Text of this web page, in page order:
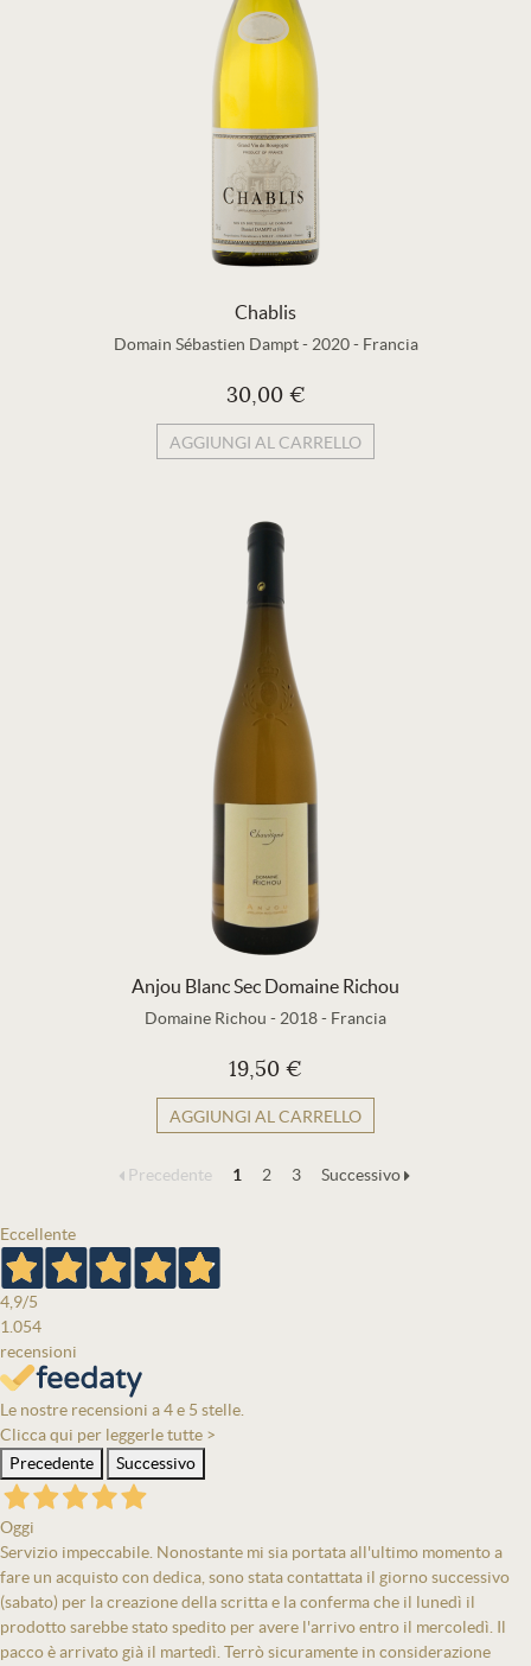
Chablis
Domain Sébastien Dampt - 2020- Francia
30,00 €
AGGIUNGI AL CARRELLO
Anjou Blanc Sec Domaine Richou
Domaine Richou - 2018- Francia
19,50 €
AGGIUNGI AL CARRELLO
Precedente 1 2 3 Successivo
Eccellente
4,9/5
1.054
recensioni
Le nostre recensioni a 4 e 5 stelle.
Clicca qui per leggerle tutte >
Precedente
Successivo
Oggi
Servizio impeccabile. Nonostante mi sia portata all'ultimo momento a
fare un acquisto con dedica, sono stata contattata il giorno successivo
(sabato) per la creazione della scritta e la conferma che il lunedì il
prodotto sarebbe stato spedito per avere l'arrivo entro il mercoledì. Il
pacco è arrivato già il martedì. Terrò sicuramente in considerazione